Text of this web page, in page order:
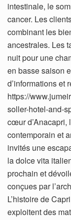
intestinale, le
cancer. Les
combinant les
ancestrales. Les
nuit pour une
en basse saison
d’informations et
https://
soller-hotel-and-
cœur d’Anacapri,
contemporain et
invités une
la dolce vita
prochain et
conçues par
L’histoire de
exploitent des